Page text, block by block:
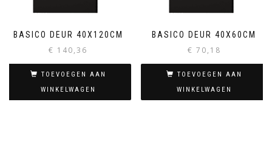
BASICO DEUR 40X120CM
€ 140,36
TOEVOEGEN AAN
WINKELWAGEN
BASICO DEUR 40X60CM
€ 70,18
TOEVOEGEN AAN
WINKELWAGEN